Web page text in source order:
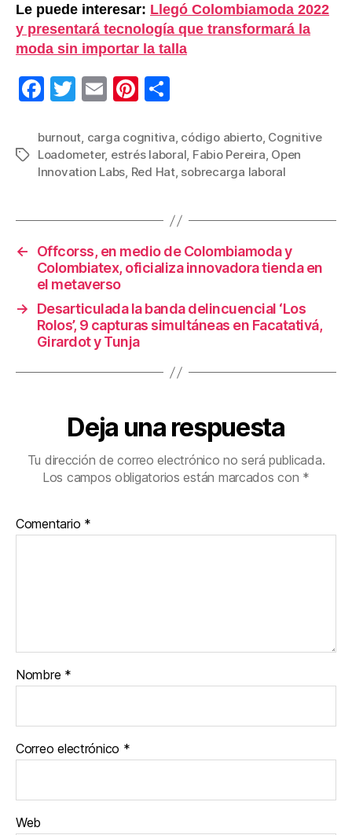
Le puede interesar: Llegó Colombiamoda 2022
y presentará tecnología que transformará la
moda sin importar la talla
F
c
e
o
o
k
T
tt
er
E
ail
Pi
er
e
m
p
tir
Etiquetas
burnout, carga cognitiva, código abierto, Cognitive
Loadometer, estrés laboral, Fabio Pereira, Open
Innovation Labs, Red Hat, sobrecarga laboral
←
Offcorss, en medio de Colombiamoda y
Colombiatex, oficializa innovadora tienda en
el metaverso
→
Desarticulada la banda delincuencial ‘Los
Rolos’, 9 capturas simultáneas en Facatativá,
Girardot y Tunja
Deja una respuesta
Tu dirección de correo electrónico no será publicada.
Los campos obligatorios están marcados con *
Comentario *
Nombre *
Correo electrónico *
Web